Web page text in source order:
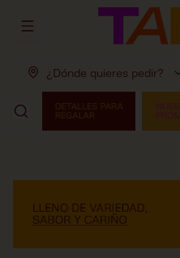
Abrir menu de navegación
¿Dónde quieres pedir?